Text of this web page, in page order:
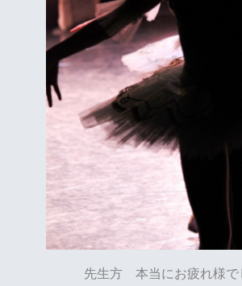
先生方 本当にお疲れ様で